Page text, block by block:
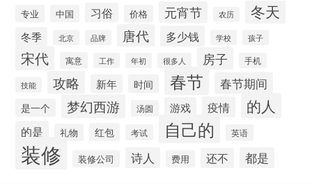
专业 中国 习俗 价格 元宵节 农历 冬天
冬季 北京 品牌 唐代 多少钱 学校 孩子
宋代 寓意 工作 年初 很多人 房子 手机
技能 攻略 新年 时间 春节 春节期间
是一个 梦幻西游 汤圆 游戏 疫情 的人
的是 礼物 红包 考试 自己的 英语
装修 装修公司 诗人 费用 还不 都是